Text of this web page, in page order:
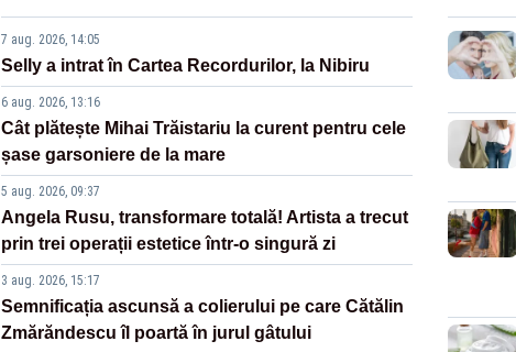
7 aug. 2026, 14:05
Selly a intrat în Cartea Recordurilor, la Nibiru
6 aug. 2026, 13:16
Cât plătește Mihai Trăistariu la curent pentru cele
șase garsoniere de la mare
5 aug. 2026, 09:37
Angela Rusu, transformare totală! Artista a trecut
prin trei operații estetice într-o singură zi
3 aug. 2026, 15:17
Semnificația ascunsă a colierului pe care Cătălin
Zmărăndescu îl poartă în jurul gâtului